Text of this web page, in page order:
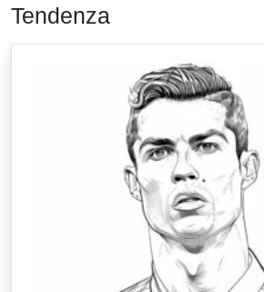
Tendenza